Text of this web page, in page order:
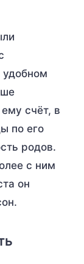
счёт, в
по его
родов.
с ним
он